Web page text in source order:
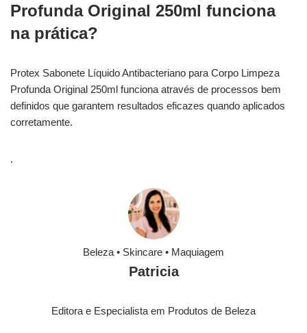
Profunda Original 250ml funciona
na prática?
Protex Sabonete Líquido Antibacteriano para Corpo Limpeza
Profunda Original 250ml funciona através de processos bem
definidos que garantem resultados eficazes quando aplicados
corretamente.
.
Beleza • Skincare • Maquiagem
Patricia
Editora e Especialista em Produtos de Beleza